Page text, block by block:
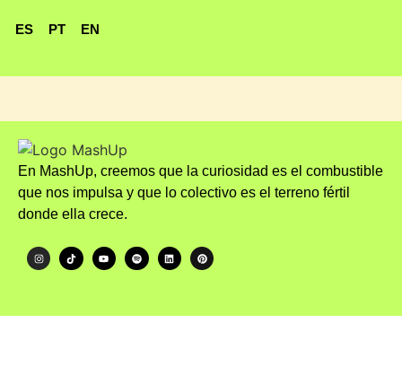
ES PT EN
En MashUp, creemos que la curiosidad es el combustible
que nos impulsa y que lo colectivo es el terreno fértil
donde ella crece.